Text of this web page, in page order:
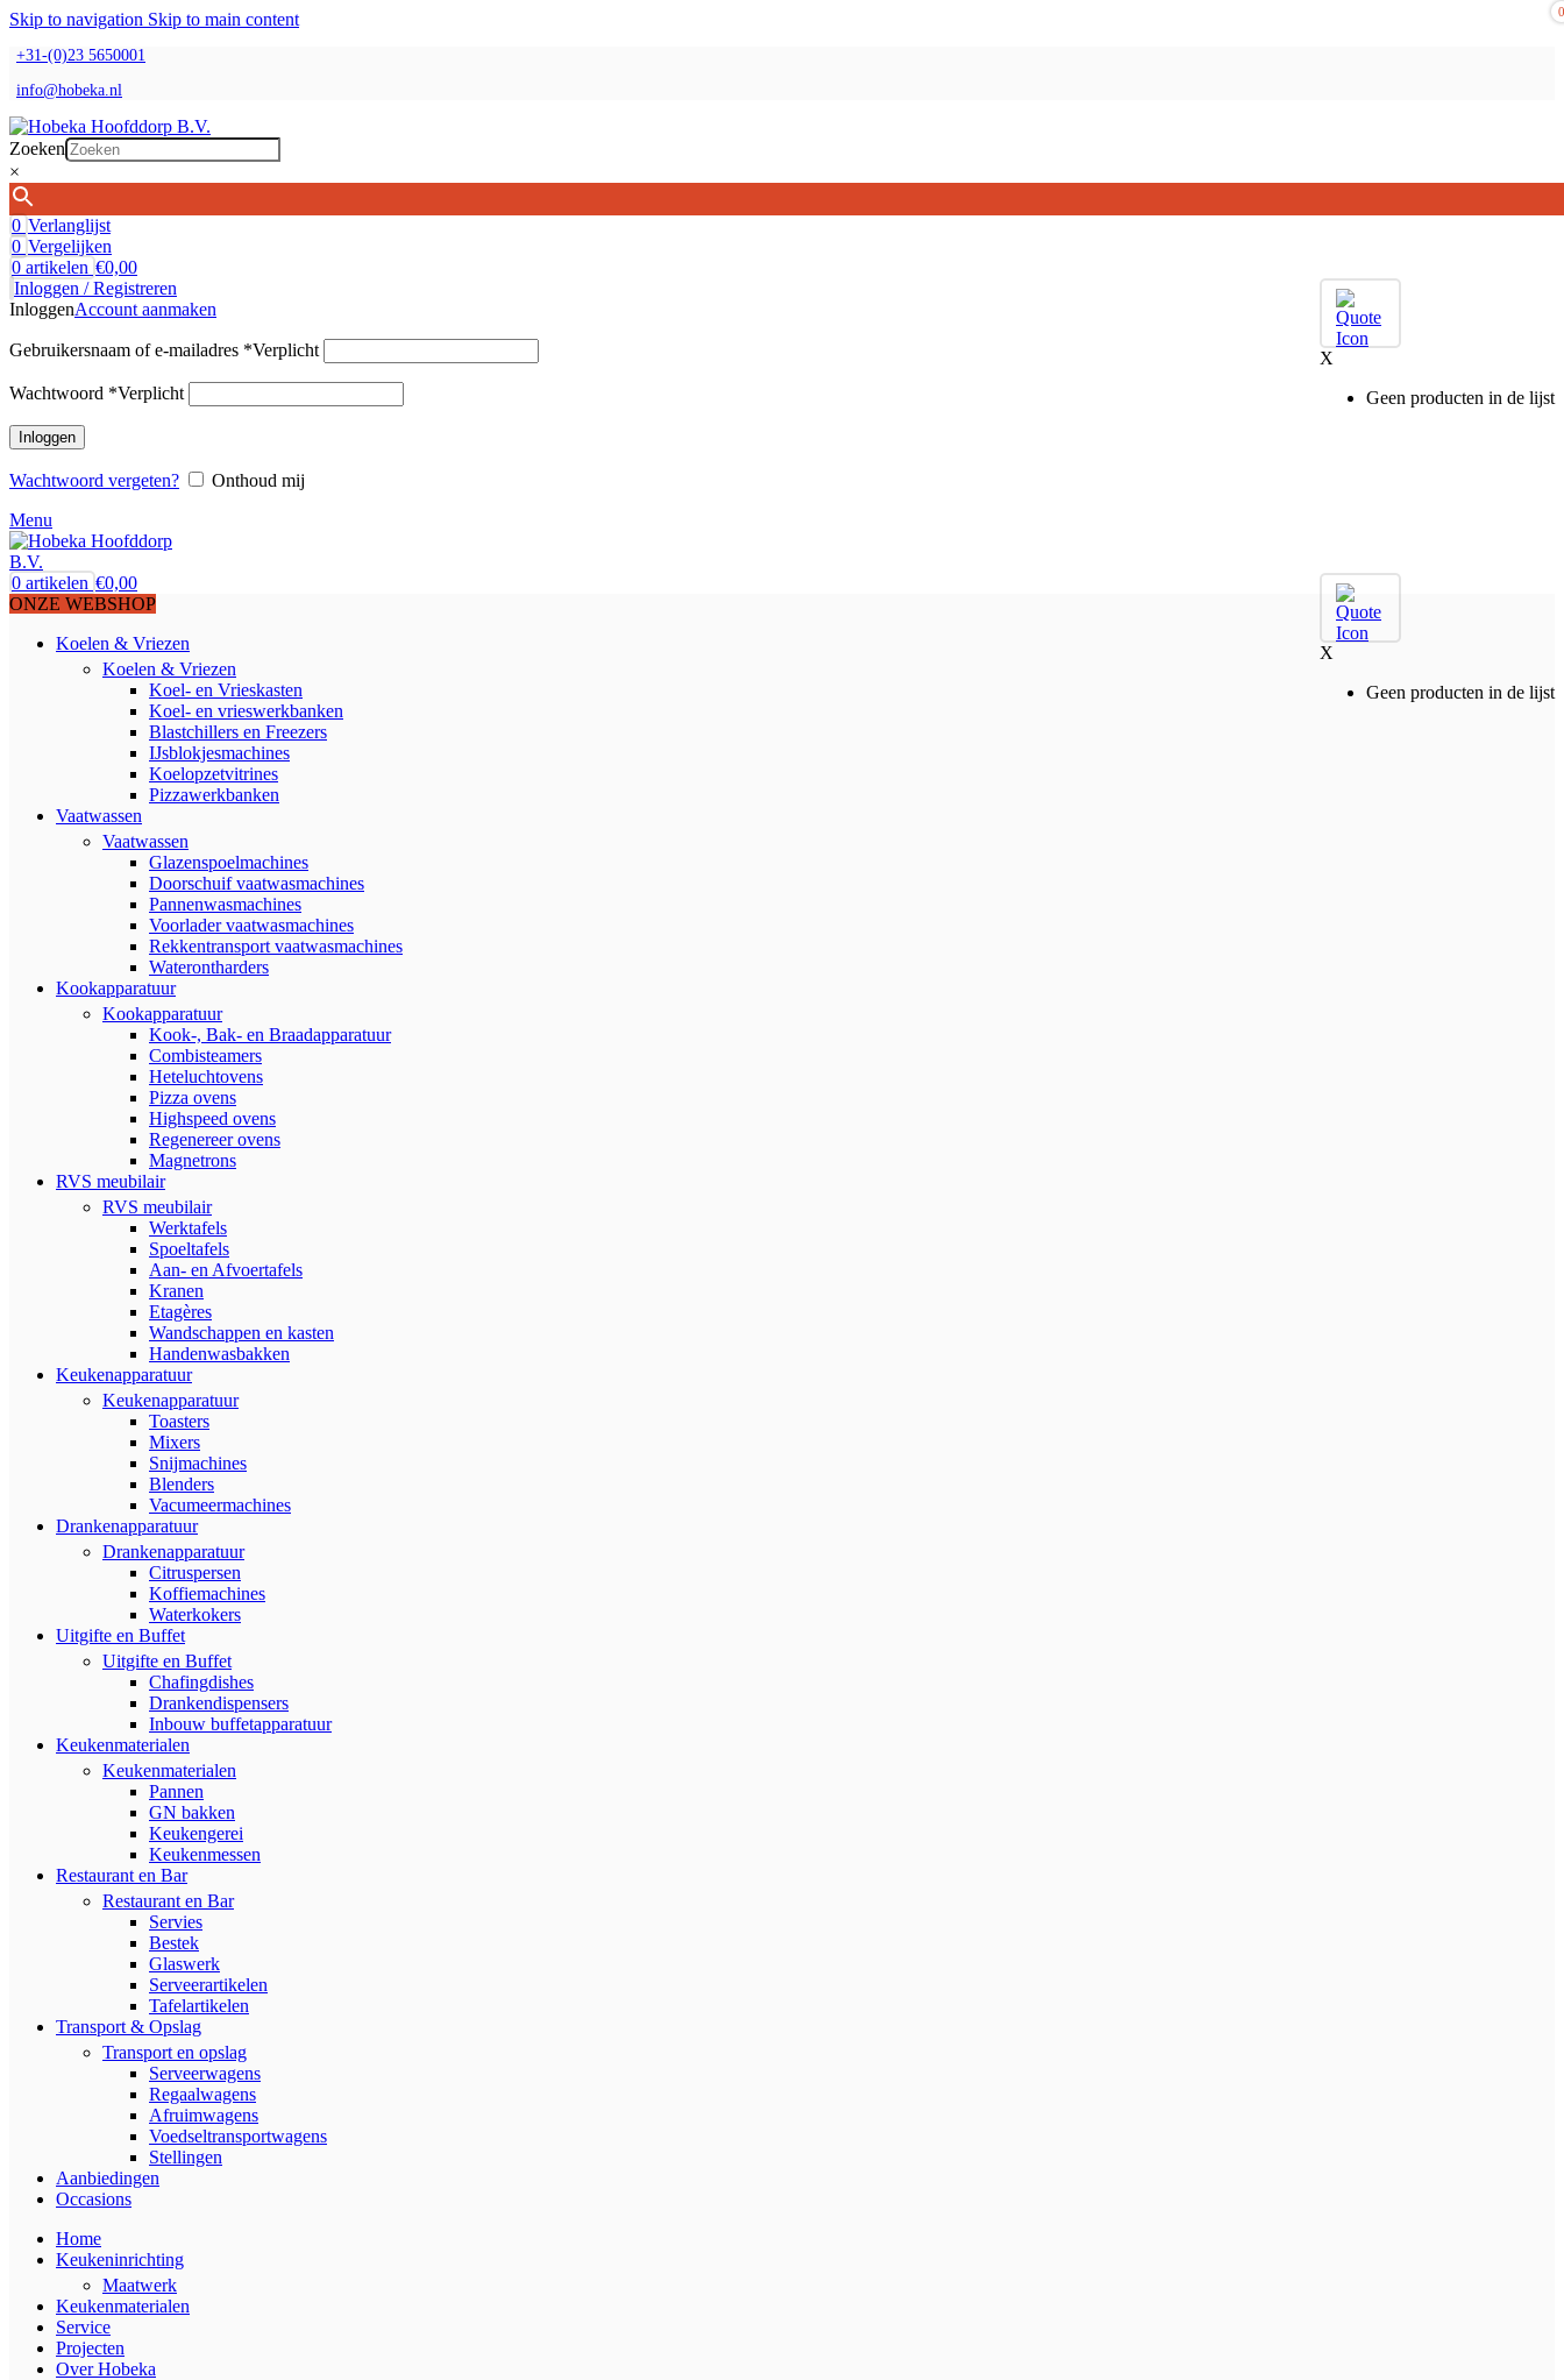
Skip to navigation Skip to main content
+31-(0)23 5650001
info@hobeka.nl
Zoeken
×
0 Verlanglijst
0 Vergelijken
0 artikelen €0,00
0
X
Geen producten in de lijst
Inloggen / Registreren
InloggenAccount aanmaken
Gebruikersnaam of e-mailadres *Verplicht
Wachtwoord *Verplicht
Inloggen
Wachtwoord vergeten?
Onthoud mij
Menu
0
X
Geen producten in de lijst
0 artikelen €0,00
ONZE WEBSHOP
Koelen & Vriezen
Koelen & Vriezen
Koel- en Vrieskasten
Koel- en vrieswerkbanken
Blastchillers en Freezers
IJsblokjesmachines
Koelopzetvitrines
Pizzawerkbanken
Vaatwassen
Vaatwassen
Glazenspoelmachines
Doorschuif vaatwasmachines
Pannenwasmachines
Voorlader vaatwasmachines
Rekkentransport vaatwasmachines
Waterontharders
Kookapparatuur
Kookapparatuur
Kook-, Bak- en Braadapparatuur
Combisteamers
Heteluchtovens
Pizza ovens
Highspeed ovens
Regenereer ovens
Magnetrons
RVS meubilair
RVS meubilair
Werktafels
Spoeltafels
Aan- en Afvoertafels
Kranen
Etagères
Wandschappen en kasten
Handenwasbakken
Keukenapparatuur
Keukenapparatuur
Toasters
Mixers
Snijmachines
Blenders
Vacumeermachines
Drankenapparatuur
Drankenapparatuur
Citruspersen
Koffiemachines
Waterkokers
Uitgifte en Buffet
Uitgifte en Buffet
Chafingdishes
Drankendispensers
Inbouw buffetapparatuur
Keukenmaterialen
Keukenmaterialen
Pannen
GN bakken
Keukengerei
Keukenmessen
Restaurant en Bar
Restaurant en Bar
Servies
Bestek
Glaswerk
Serveerartikelen
Tafelartikelen
Transport & Opslag
Transport en opslag
Serveerwagens
Regaalwagens
Afruimwagens
Voedseltransportwagens
Stellingen
Aanbiedingen
Occasions
Home
Keukeninrichting
Maatwerk
Keukenmaterialen
Service
Projecten
Over Hobeka